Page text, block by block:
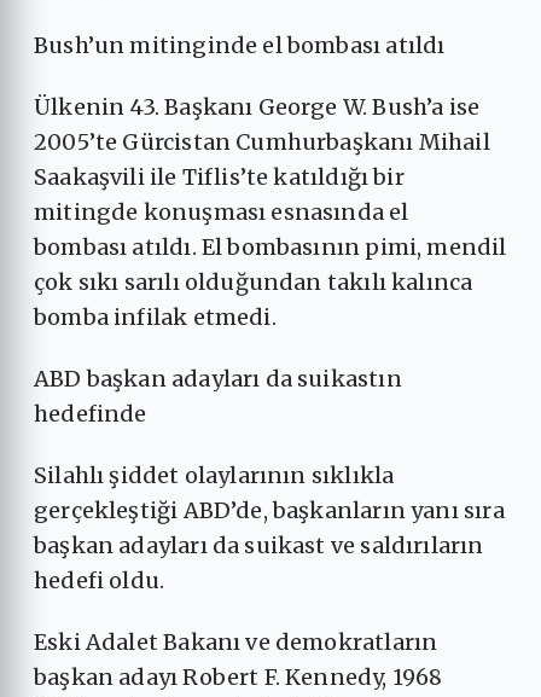
Bush’un mitinginde el bombası atıldı
Ülkenin 43. Başkanı George W. Bush’a ise
2005’te Gürcistan Cumhurbaşkanı Mihail
Saakaşvili ile Tiflis’te katıldığı bir
mitingde konuşması esnasında el
bombası atıldı. El bombasının pimi, mendil
çok sıkı sarılı olduğundan takılı kalınca
bomba infilak etmedi.
ABD başkan adayları da suikastın
hedefinde
Silahlı şiddet olaylarının sıklıkla
gerçekleştiği ABD’de, başkanların yanı sıra
başkan adayları da suikast ve saldırıların
hedefi oldu.
Eski Adalet Bakanı ve demokratların
başkan adayı Robert F. Kennedy, 1968